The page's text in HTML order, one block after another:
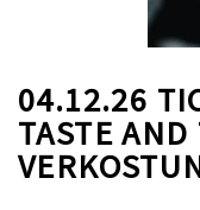
04.12.26
TASTE AND